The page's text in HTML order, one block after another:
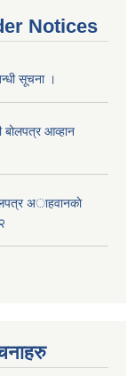
Notices
सूचना ।
बोलपत्र आव्हान
अाहवानकाे